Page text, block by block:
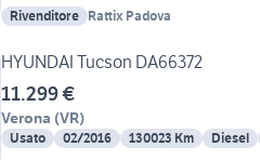
Rivenditore Rattix Padova
HYUNDAI Tucson DA66372
11.299 €
Verona (VR)
Usato 02/2016 130023 Km Diesel